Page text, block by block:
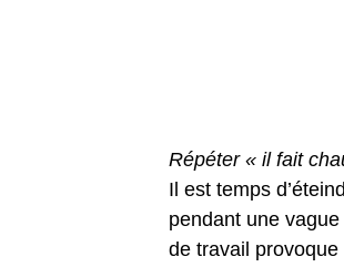
Répéter « il fait
Il est temps
pendant une
de travail provoque